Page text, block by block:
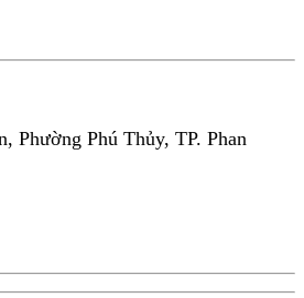
Phường Phú Thủy, TP. Phan